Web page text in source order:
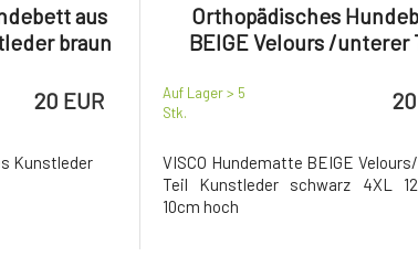
aus
braun
20 EUR
Kunstleder
Orthopädisches
BEIGE Velours /unterer
Auf Lager > 5
Stk.
VISCO Hundematte BEIGE
Teil Kunstleder schwarz 4XL
10cm hoch